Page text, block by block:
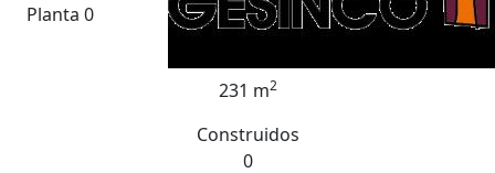
Planta 0
231 m2
Construidos
0